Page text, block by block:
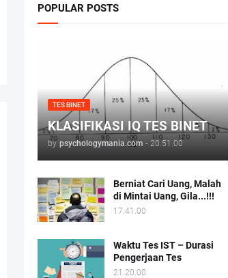
POPULAR POSTS
TES BINET
KLASIFIKASI IQ TES BINET
by psychologymania.com - 20.51.00
Berniat Cari Uang, Malah
di Mintai Uang, Gila...!!!
17.41.00
Waktu Tes IST – Durasi
Pengerjaan Tes
21.20.00